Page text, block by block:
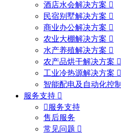
酒店水会解决方案
民宿别墅解决方案
商业办公解决方案
农业大棚解决方案
水产养殖解决方案
农产品烘干解决方案
工业冷热源解决方案
智能配电及自动化控制
服务支持
服务支持
售后服务
常见问题